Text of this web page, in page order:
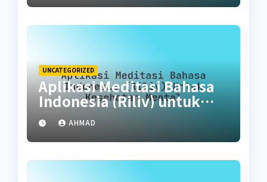
UNCATEGORIZED
Aplikasi Meditasi Bahasa
Indonesia (Riliv) untuk
Kesehatan Mental
AHMAD